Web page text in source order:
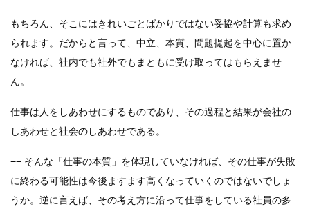
もちろん、そこにはきれいごとばかりではない妥協や計算も求め
られます。だからと言って、中立、本質、問題提起を中心に置か
なければ、社内でも社外でもまともに受け取ってはもらえませ
ん。
仕事は人をしあわせにするものであり、その過程と結果が会社の
しあわせと社会のしあわせである。
−− そんな「仕事の本質」を体現していなければ、その仕事が失敗
に終わる可能性は今後ますます高くなっていくのではないでしょ
うか。逆に言えば、その考え方に沿って仕事をしている社員の多